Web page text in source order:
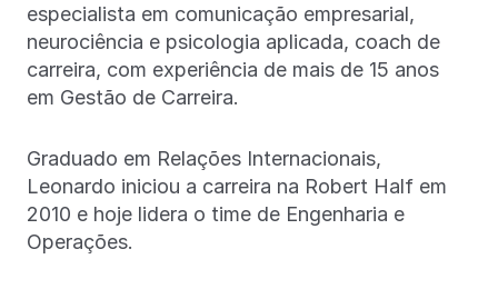
especialista em comunicação empresarial,
neurociência e psicologia aplicada, coach de
carreira, com experiência de mais de 15 anos
em Gestão de Carreira.
Graduado em Relações Internacionais,
Leonardo iniciou a carreira na Robert Half em
2010 e hoje lidera o time de Engenharia e
Operações.